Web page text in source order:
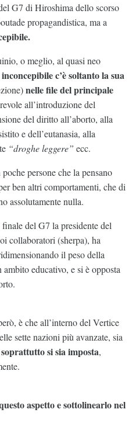
G7 di Hiroshima dello scorso
propagandistica, ma a
o meglio, al quasi neo
c’è soltanto la sua
nelle file del principale
all’introduzione del
del diritto all’aborto, alla
e dell’eutanasia, alla
“droghe leggere” ecc.
persone che la pensano
ben altri comportamenti, che di
assolutamente nulla.
del G7 la presidente del
collaboratori (sherpa), ha
il peso della
educativo, e si è opposta
è che all’interno del Vertice
sette nazioni più avanzate, sia
si sia imposta,
aspetto e sottolinearlo nel